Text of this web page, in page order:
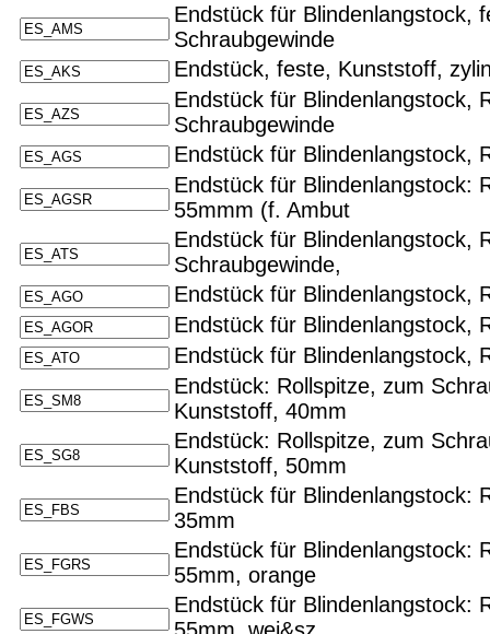
Endstück für Blindenlangstock,
Schraubgewinde
Endstück, feste, Kunststoff,
Endstück für Blindenlangstock,
Schraubgewinde
Endstück für Blindenlangstock,
Endstück für Blindenlangstock:
55mmm (f. Ambut
Endstück für Blindenlangstock,
Schraubgewinde,
Endstück für Blindenlangstock,
Endstück für Blindenlangstock,
Endstück für Blindenlangstock,
Endstück: Rollspitze, zum
Kunststoff, 40mm
Endstück: Rollspitze, zum
Kunststoff, 50mm
Endstück für Blindenlangstock:
35mm
Endstück für Blindenlangstock:
55mm, orange
Endstück für Blindenlangstock:
55mm, wei&sz